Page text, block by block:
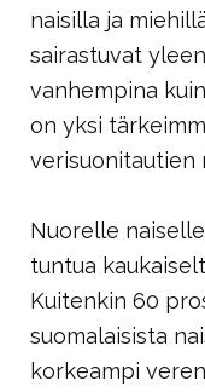
naisilla ja
sairastuvat
vanhempina
on yksi
verisuonitautien
Nuorelle
tuntua
Kuitenkin 60
suomalaisista
korkeampi